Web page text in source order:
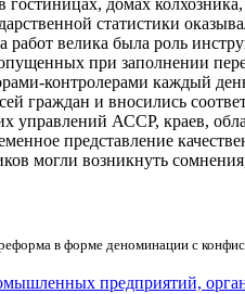
статистики
велика была роль
при заполнении
контролерами каждый
граждан и вносились
управлений АССР, краев,
представление
могли возникнуть
в форме деноминации с
предприятий,